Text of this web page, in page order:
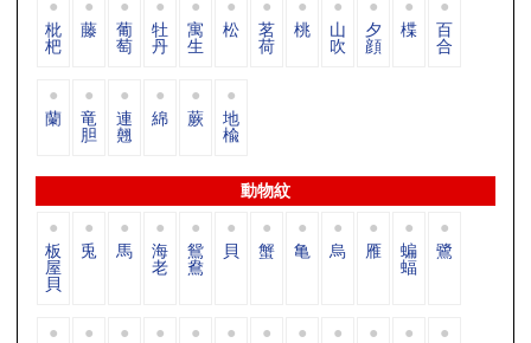
枇
杷
藤 葡
萄
牡
丹
寓
生
松 茗
荷
桃 山
吹
夕
顔
楪 百
合
蘭 竜
胆
連
翹
綿 蕨 地
楡
動物紋
板
屋
貝
兎 馬 海
老
鴛
鴦
貝 蟹 亀 烏 雁 蝙
蝠
鷺